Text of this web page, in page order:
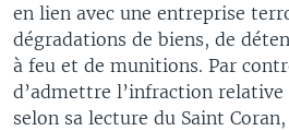
en lien avec une entreprise
dégradations de biens, de
à feu et de munitions. Par
d’admettre l’infraction
selon sa lecture du Saint